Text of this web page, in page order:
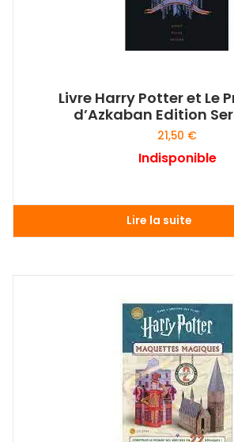
Livre Harry Potter et Le
d’Azkaban Edition
21,50 €
Indisponible
Lire la suite